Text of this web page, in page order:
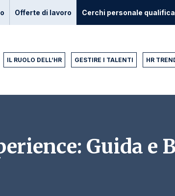
Offerte di lavoro Cerchi personale
IL RUOLO DELL’HR GESTIRE I TALENTI HR
Guida e